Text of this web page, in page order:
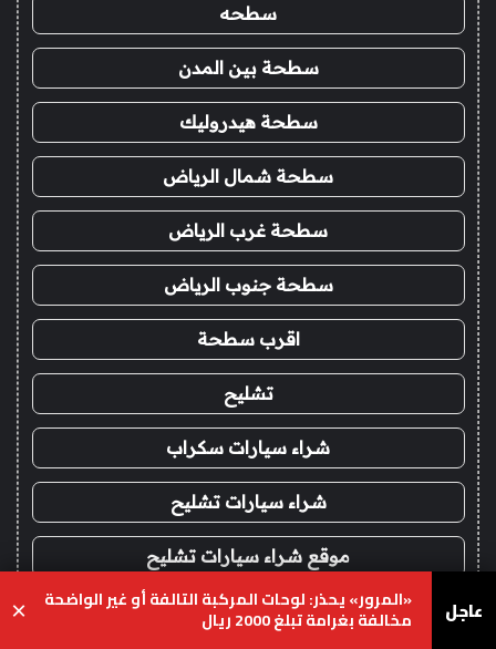
سطحه
سطحة بين المدن
سطحة هيدروليك
سطحة شمال الرياض
سطحة غرب الرياض
سطحة جنوب الرياض
اقرب سطحة
تشليح
شراء سيارات سكراب
شراء سيارات تشليح
موقع شراء سيارات تشليح
ارقام يشترون سيارات تشليح عاجل «المرور» يحذر: لوحات المركبة التالفة أو غير الواضحة
مخالفة بغرامة تبلغ 2000 ريال ×